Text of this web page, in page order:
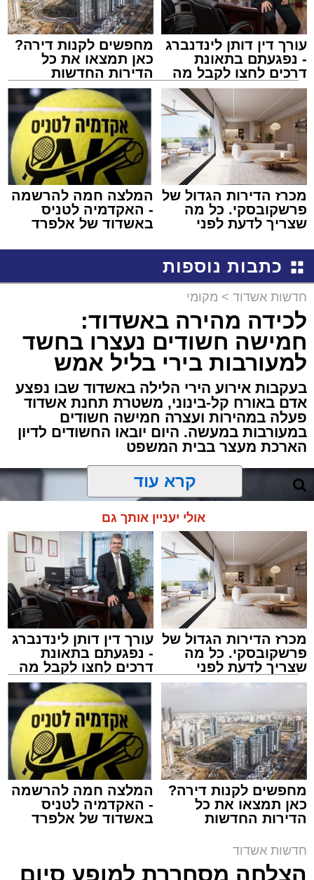
עורך דין דותן לינדנברג
- נפגעתם בתאונת
דרכים לחצו לקבל מה
שמגיע לכם
מחפשים לקנות דירה?
כאן תמצאו את כל
הדירות החדשות
למכירה באשדוד >>>
מכרז הדירות הגדול של
פרשקובסקי. כל מה
שצריך לדעת לפני
באשדוד
המלצה חמה להרשמה
- האקדמיה לטניס
באשדוד של אלפרד
כתבות נוספות
חדשות אשדוד > מקומי
לכידה מהירה באשדוד:
חמישה חשודים נעצרו בחשד
למעורבות בירי בליל אמש
בעקבות אירוע הירי הלילה באשדוד שבו נפצע
אדם באורח קל-בינוני, משטרת תחנת אשדוד
פעלה במהירות ועצרה חמישה חשודים
במעורבות במעשה. היום יובאו החשודים לדיון
הארכת מעצר בבית המשפט
ארכיון משטרה
מערכת האתר / 09:43 09.08.26
תגים:משטרה
קרא עוד
אולי יעניין אותך גם
מכרז הדירות הגדול של
פרשקובסקי. כל מה
שצריך לדעת לפני
שמגישים הצעה לדירה
עורך דין דותן לינדנברג
- נפגעתם בתאונת
דרכים לחצו לקבל מה
שמגיע לכם
מחפשים לקנות דירה?
כאן תמצאו את כל
הדירות החדשות
המלצה חמה להרשמה
- האקדמיה לטניס
באשדוד של אלפרד
חדשות אשדוד
הצלחה מסחררת למופע סיום